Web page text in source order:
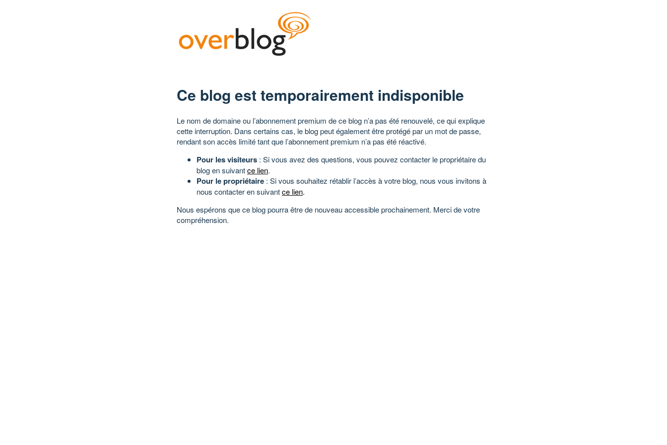
Ce blog est temporairement indisponible
Le nom de domaine ou l’abonnement premium de ce blog n’a pas été renouvelé, ce qui explique
cette interruption. Dans certains cas, le blog peut également être protégé par un mot de passe,
rendant son accès limité tant que l’abonnement premium n’a pas été réactivé.
Pour les visiteurs : Si vous avez des questions, vous pouvez contacter le propriétaire du
blog en suivantce lien.
Pour le propriétaire : Si vous souhaitez rétablir l’accès à votre blog, nous vous invitons à
nous contacter en suivantce lien.
Nous espérons que ce blog pourra être de nouveau accessible prochainement. Merci de votre
compréhension.